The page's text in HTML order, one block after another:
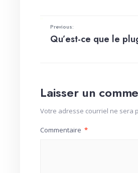
Previous:
Qu’est-ce que le
Laisser un
Votre adresse courriel ne sera
Commentaire *